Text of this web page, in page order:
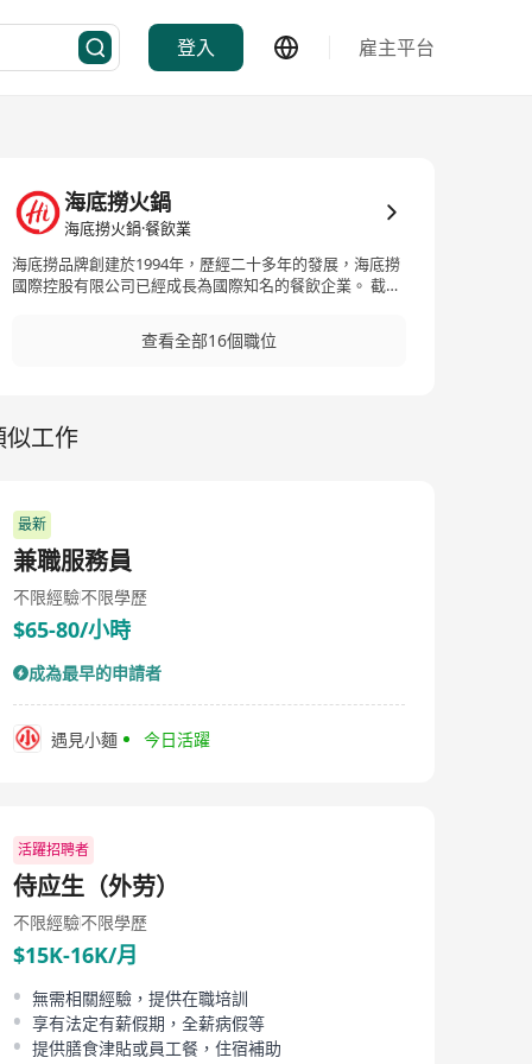
登入 雇主平台
海底撈火鍋
海底撈火鍋·餐飲業
海底撈品牌創建於1994年，歷經二十多年的發展，海底撈
國際控股有限公司已經成長為國際知名的餐飲企業。 截至
，遍佈中國、新加坡、美國、韓國、日本、加拿大、澳大
利亞、英國等全球四大洲超過16個國家和地區。 海底撈多
念，以提升食品質量的穩定性和安全性為前提條件， 為廣
大消費者提供更貼心的服務，更健康、更安全、更營養和
查看全部16個職位
似工作
最新
兼職服務員
不限經驗不限學歷
$65-80/小時
成為最早的申請者
遇見小麵 今日活躍
活躍招聘者
侍应生（外劳）
不限經驗不限學歷
$15K-16K/月
無需相關經驗，提供在職培訓
享有法定有薪假期，全薪病假等
提供膳食津貼或員工餐，住宿補助